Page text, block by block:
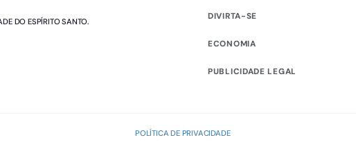
DO ESPÍRITO SANTO. DIVIRTA-SE
ECONOMIA
PUBLICIDADE LEGAL
POLÍTICA DE PRIVACIDADE